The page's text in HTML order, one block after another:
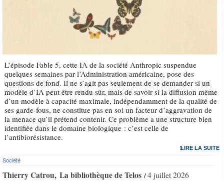
L’épisode Fable 5, cette IA de la société Anthropic suspendue
quelques semaines par l’Administration américaine, pose des
questions de fond. Il ne s’agit pas seulement de se demander si un
modèle d’IA peut être rendu sûr, mais de savoir si la diffusion même
d’un modèle à capacité maximale, indépendamment de la qualité de
ses garde-fous, ne constitue pas en soi un facteur d’aggravation de
la menace qu’il prétend contenir. Ce problème a une structure bien
identifiée dans le domaine biologique : c’est celle de
l’antibiorésistance.
LIRE LA SUITE
Société
Thierry Catrou La bibliothèque de Telos 4 juillet 2026